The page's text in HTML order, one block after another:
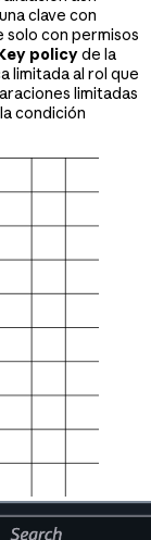
clave con
solo con permisos
policyde la
limitada al rol que
limitadas
condición